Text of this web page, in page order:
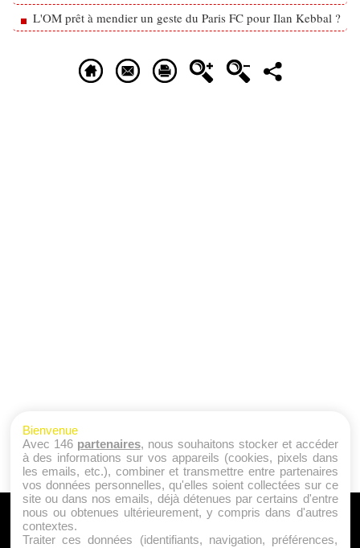
L'OM prêt à mendier un geste du Paris FC pour Ilan Kebbal ?
A PROPOS
Qui sommes nous ?
Bienvenue
Avec 146 partenaires, nous souhaitons stocker et accéder
à des informations sur vos appareils (cookies, pixels dans
les emails, etc.), combiner et transmettre entre partenaires
vos données personnelles, qu'elles soient collectées sur ce
site ou dans nos emails, déjà détenues par certains d'entre
nous ou obtenues ultérieurement, y compris dans d'autres
contextes.
Traiter ces données (identifiants, navigation, préférences,